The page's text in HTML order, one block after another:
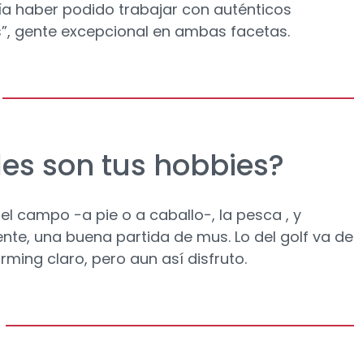
haber podido trabajar con auténticos
gente excepcional en ambas facetas.
son tus hobbies?
campo −a pie o a caballo−, la pesca , y
una buena partida de mus. Lo del golf va de
claro, pero aun así disfruto.